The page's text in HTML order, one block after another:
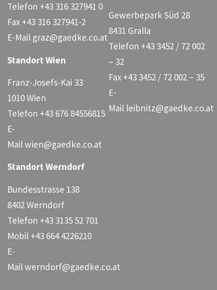
Telefon +43 316 327941 0
Fax +43 316 327941-2
E-Mail graz@gaedke.co.at
Standort Wien
Franz-Josefs-Kai 33
1010 Wien
Telefon +43 676 84556815
E-
Mailwien@gaedke.co.at
Standort Werndorf
Bundesstrasse 138
8402 Werndorf
Telefon +43 3135 52 701
Mobil +43 664 4226210
E-
Mail werndorf@gaedke.co.at
Gewerbepark Süd 28
8431 Gralla
Telefon +43 3452 / 72 002
– 32
Fax +43 3452 / 72 002 – 35
E-
Mail leibnitz@gaedke.co.at